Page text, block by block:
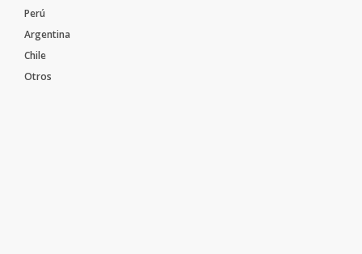
Perú
Argentina
Chile
Otros